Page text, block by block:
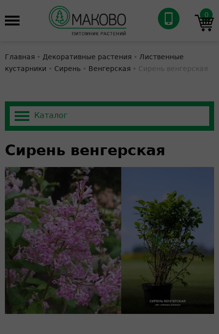
0
Главная • Декоративные растения • Лиственные
кустарники • Сирень • Венгерская • Сирень венгерская
Сирень венгерская